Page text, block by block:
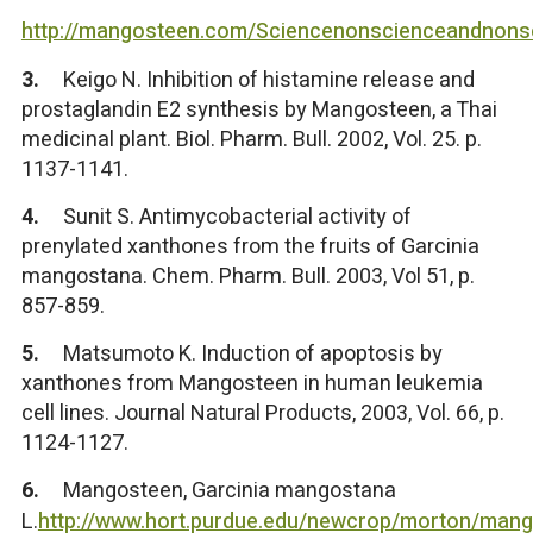
http://mangosteen.com/
3. Keigo N. Inhibition of histamine release and
prostaglandin E2 synthesis by Mangosteen, a Thai
medicinal plant. Biol. Pharm. Bull. 2002, Vol. 25. p.
1137-1141.
4. Sunit S. Antimycobacterial activity of
prenylated xanthones from the fruits of Garcinia
mangostana. Chem. Pharm. Bull. 2003, Vol 51, p.
857-859.
5. Matsumoto K. Induction of apoptosis by
xanthones from Mangosteen in human leukemia
cell lines. Journal Natural Products, 2003, Vol. 66, p.
1124-1127.
6. Mangosteen, Garcinia mangostana
L.http://www.hort.purdue.edu/newcrop/morton/